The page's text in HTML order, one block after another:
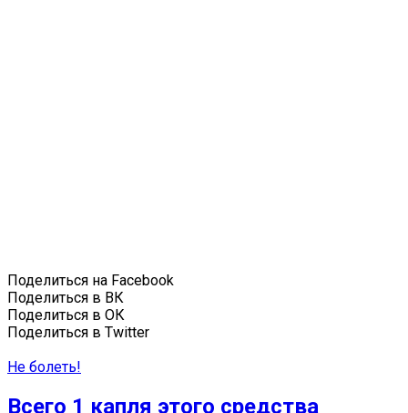
Поделиться на Facebook
Поделиться в ВК
Поделиться в ОК
Поделиться в Twitter
Не болеть!
Всего 1 капля этого средства